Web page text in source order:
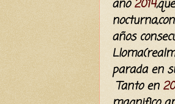
año2014
nocturna
años
parada en
Tanto en